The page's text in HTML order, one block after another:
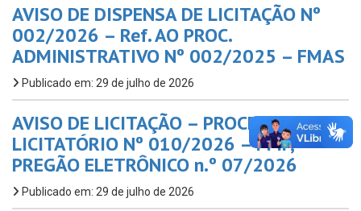
AVISO DE DISPENSA DE LICITAÇÃO Nº
002/2026 – Ref. AO PROC.
ADMINISTRATIVO Nº 002/2025 – FMAS
Publicado em: 29 de julho de 2026
AVISO DE LICITAÇÃO – PROCESSO
LICITATÓRIO Nº 010/2026 – PMP,
PREGÃO ELETRÔNICO n.º 07/2026
Publicado em: 29 de julho de 2026